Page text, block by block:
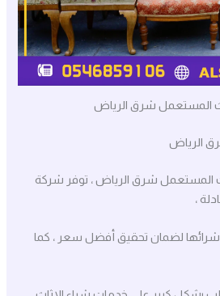
المستعمل شرق الرياض
الرياض
المستعمل شرق الرياض ، توفر شركة
،
شرائها لضمان تحقيق أفضل سعر ، كما